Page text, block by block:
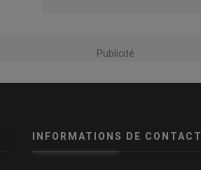
Publicité
INFORMATIONS DE CONTACT